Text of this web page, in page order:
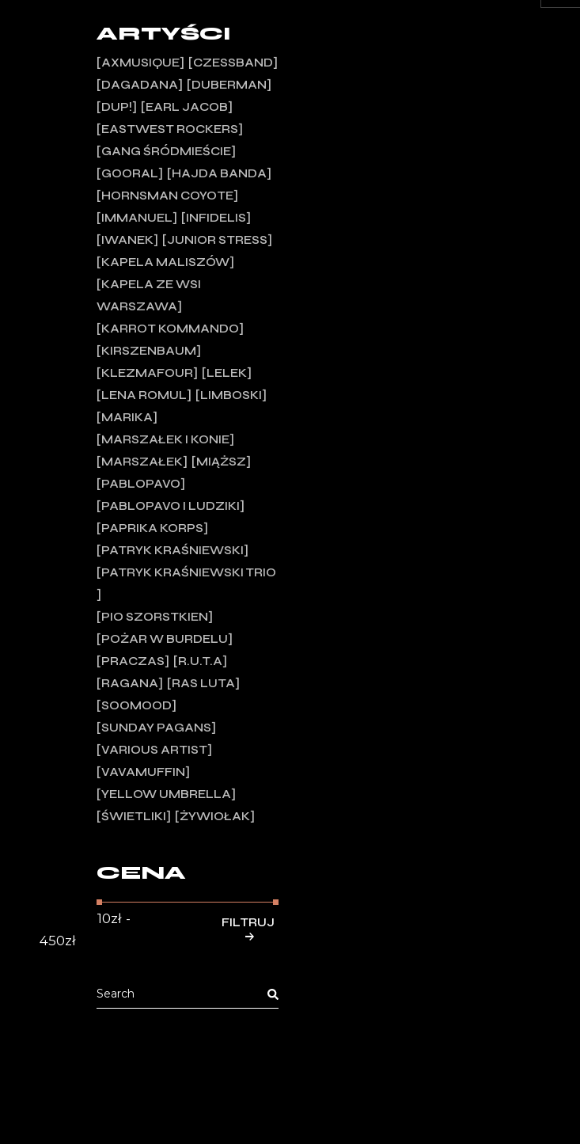
ARTYŚCI
AXMUSIQUE
CZESSBAND
DAGADANA
DUBERMAN
DUP!
EARL JACOB
EASTWEST ROCKERS
GANG ŚRÓDMIEŚCIE
GOORAL
HAJDA BANDA
HORNSMAN COYOTE
IMMANUEL
INFIDELIS
IWANEK
JUNIOR STRESS
KAPELA MALISZÓW
KAPELA ZE WSI
WARSZAWA
KARROT KOMMANDO
KIRSZENBAUM
KLEZMAFOUR
LELEK
LENA ROMUL
LIMBOSKI
MARIKA
MARSZAŁEK I KONIE
MARSZAŁEK
MIĄŻSZ
PABLOPAVO
PABLOPAVO I LUDZIKI
PAPRIKA KORPS
PATRYK KRAŚNIEWSKI
PATRYK KRAŚNIEWSKI TRIO
PIO SZORSTKIEN
POŻAR W BURDELU
PRACZAS
R.U.T.A
RAGANA
RAS LUTA
SOOMOOD
SUNDAY PAGANS
VARIOUS ARTIST
VAVAMUFFIN
YELLOW UMBRELLA
ŚWIETLIKI
ŻYWIOŁAK
CENA
FILTRUJ